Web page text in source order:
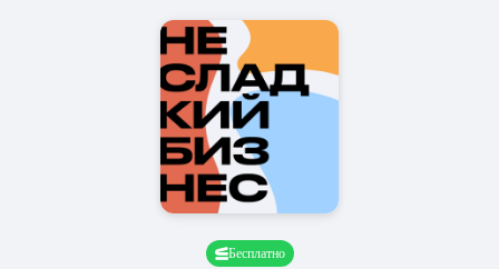
Бесплатно